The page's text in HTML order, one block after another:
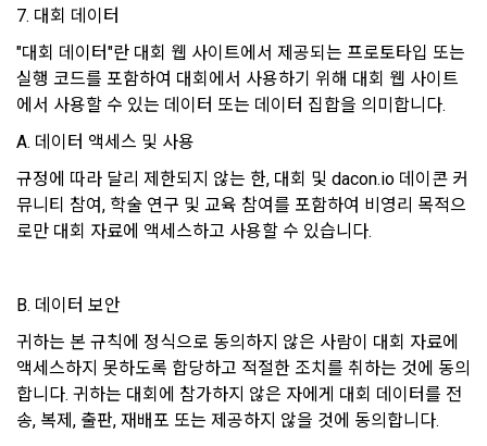
다. 약관 내용, 청약철회권이 제한되는 서비스 등 비용 부담과 관
라. 이 약관에 동의하고 위 다.호의 사항을 확인하거나 거부하는
표시(예, 마우스 클릭)
트”의 확인에 대한 동의
바. 결제 방법의 선택
2. “사이트”가 제3자에게 구매자 개인정보를 제공할 필요가 있
는 경우 1)개인정보를 제공받는 자, 2)개인정보를 제공받는 자
알리고 동의를 받아야 한다. (동의를 받은 사항이 변경되는 경우
에도 같다.)
3. “사이트”가 제3자에게 구매자의 개인정보를 취급할 수 있도
록 업무를 위탁하는 경우에는 1)개인정보 취급위탁을 받는 자,
2)개인정보 취급위탁을 하는 업무의 내용을 구매자에게 알리고
있는 서비스 이용환경 구축을 위해 개인정보를 이용합니다.
5. 개인정보의 제공 및 처리위탁 및 국외이전
“회사”는 원칙적으로 이용자 동의 없이 개인정보를 외부에 제공
하지 않습니다.
“회사”는 이용자의 사전 동의 없이 개인정보를 외부에 제공하지
않습니다. 단, 이용자가 정당한 대가를 받고 허락을 한 경우, 개
나 안전에 급박한 위험이 확인되어 이를 해소하기 위한 경우에
한하여 개인정보를 제공하고 있습니다.
"회사"는 개인정보를 1. 개인정보의 수집 및 이용목적에서 고지
한 범위 내에서 사용하며, 이용자의 사전 동의 없이 동 범위를 초
과하여 이용하지 않습니다.
7. 대회 데이터
"대회 데이터"란 대회 웹 사이트에서 제공되는 프로토타입 또는
실행 코드를 포함하여 대회에서 사용하기 위해 대회 웹 사이트
에서 사용할 수 있는 데이터 또는 데이터 집합을 의미합니다.
A. 데이터 액세스 및 사용
규정에 따라 달리 제한되지 않는 한, 대회 및 dacon.io 데이콘 커
뮤니티 참여, 학술 연구 및 교육 참여를 포함하여 비영리 목적으
로만 대회 자료에 액세스하고 사용할 수 있습니다.
B. 데이터 보안
귀하는 본 규칙에 정식으로 동의하지 않은 사람이 대회 자료에
액세스하지 못하도록 합당하고 적절한 조치를 취하는 것에 동의
합니다. 귀하는 대회에 참가하지 않은 자에게 대회 데이터를 전
송, 복제, 출판, 재배포 또는 제공하지 않을 것에 동의합니다.